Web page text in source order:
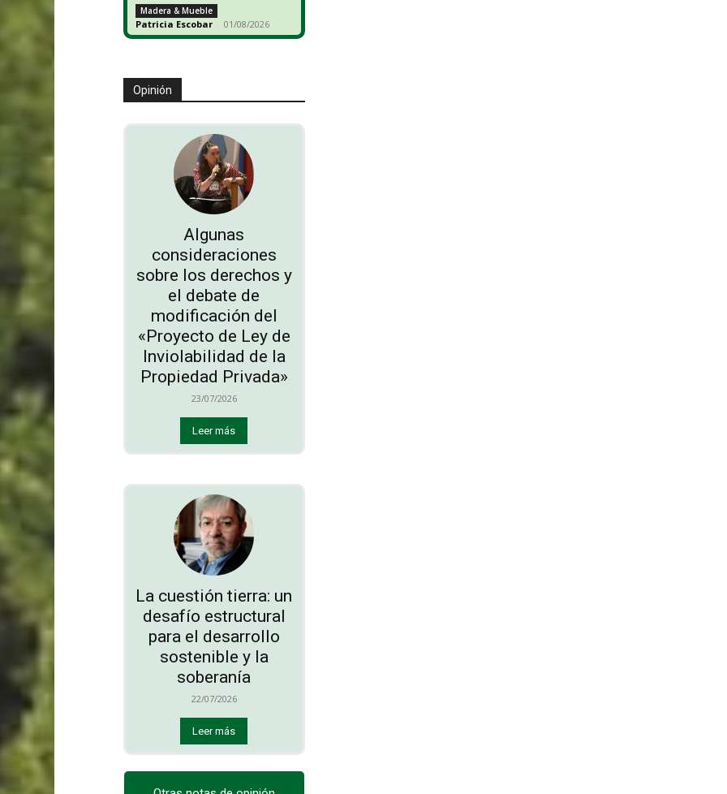
Madera & Mueble
Patricia Escobar - 01/08/2026
Opinión
Algunas
consideraciones
sobre los derechos y
el debate de
modificación del
«Proyecto de Ley de
Inviolabilidad de la
Propiedad Privada»
23/07/2026
Leer más
La cuestión tierra: un
desafío estructural
para el desarrollo
sostenible y la
soberanía
22/07/2026
Leer más